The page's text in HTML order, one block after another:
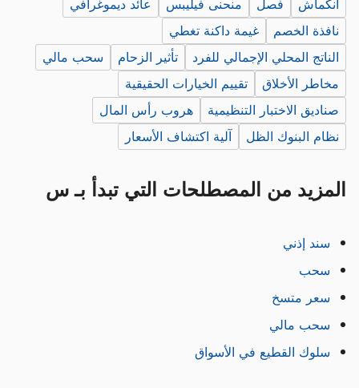
انكماش فصل منحنى فيليبس
عائد ديموغرافي
نافذة الخصم
غيمة داكنة تغطي
الناتج المحلي الإجمالي للفرد
تأثير الزحام
سحب مالي
مخاطر الأخلاق
تقييم الخيارات الحقيقية
صناديق الاختبار التنظيمية
هروب رأس المال
نظام البنوك الظل
آلية اكتشاف الأسعار
المزيد من المصطلحات التي تبدأ بـ س
سند إذني
سحب
سعر متسخ
سحب مالي
سلوك القطيع في الأسواق